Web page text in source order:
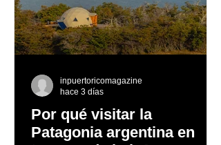
propuesta de
Vanguardia Films y el
cineasta Bruno Irizarry
Por qué visitar la
Patagonia argentina en
inpuertoricomagazine
hace 3 días